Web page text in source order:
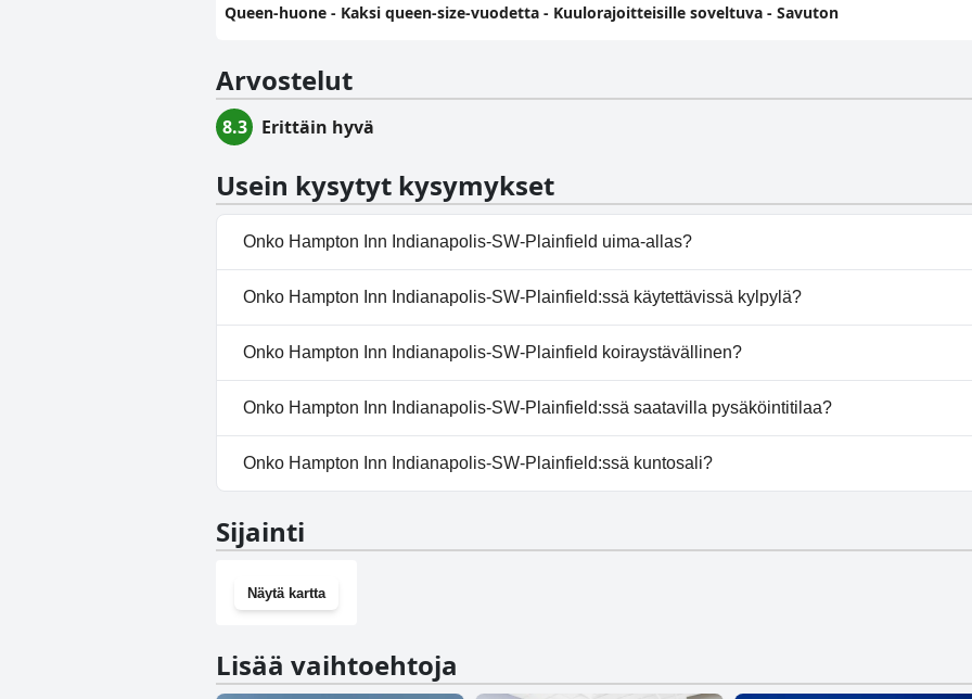
Queen-huone - Kaksi queen-size-vuodetta - Kuulorajoitteisille soveltuva - Savuton
Arvostelut
8.3 Erittäin hyvä
Usein kysytyt kysymykset
Onko Hampton Inn Indianapolis-SW-Plainfield uima-allas?
Kyllä, Hampton Inn Indianapolis-SW-Plainfield:ssä on uima-allas/altaita, jotka kuuluvat
seuraavista luokista: Sisäuima-allas.
Onko Hampton Inn Indianapolis-SW-Plainfield:ssä käytettävissä kylpylä?
Ei, Hampton Inn Indianapolis-SW-Plainfield ei tarjoa kylpylää.
Onko Hampton Inn Indianapolis-SW-Plainfield koiraystävällinen?
Kyllä, Hampton Inn Indianapolis-SW-Plainfield toivottaa koirat tervetulleiksi.
Onko Hampton Inn Indianapolis-SW-Plainfield:ssä saatavilla pysäköintitilaa?
Kyllä, Hampton Inn Indianapolis-SW-Plainfield tarjoaa pysäköintimahdollisuuden.
Onko Hampton Inn Indianapolis-SW-Plainfield:ssä kuntosali?
Sijainti
Näytä kartta
Lisää vaihtoehtoja